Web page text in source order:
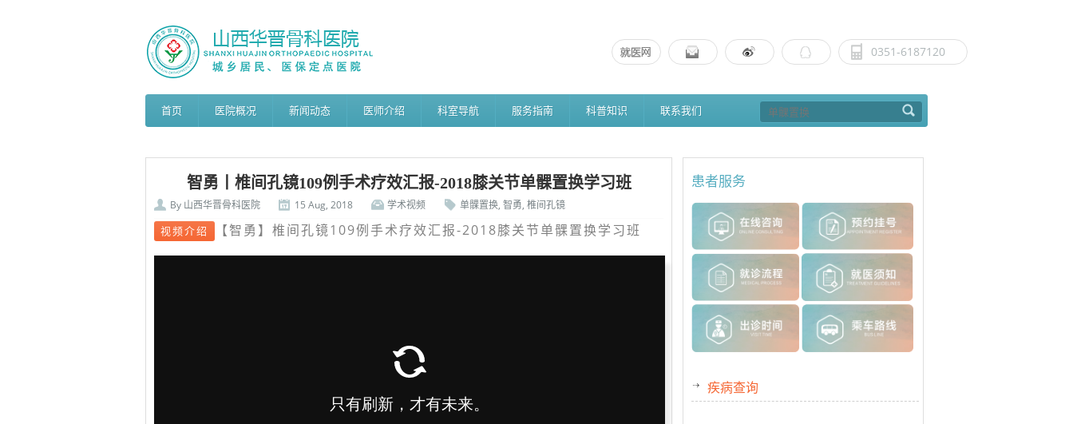
0351-6187120
首页 医院概况 新闻动态 医师介绍 科室导航 服务指南 科普知识 联系我们
智勇丨椎间孔镜109例手术疗效汇报-2018膝关节单髁置换学习班
By 山西华晋骨科医院 15 Aug, 2018 学术视频 单髁置换, 智勇, 椎间孔镜
视频介绍 【智勇】椎间孔镜109例手术疗效汇报-2018膝关节单髁置换学习班
患者服务
疾病查询